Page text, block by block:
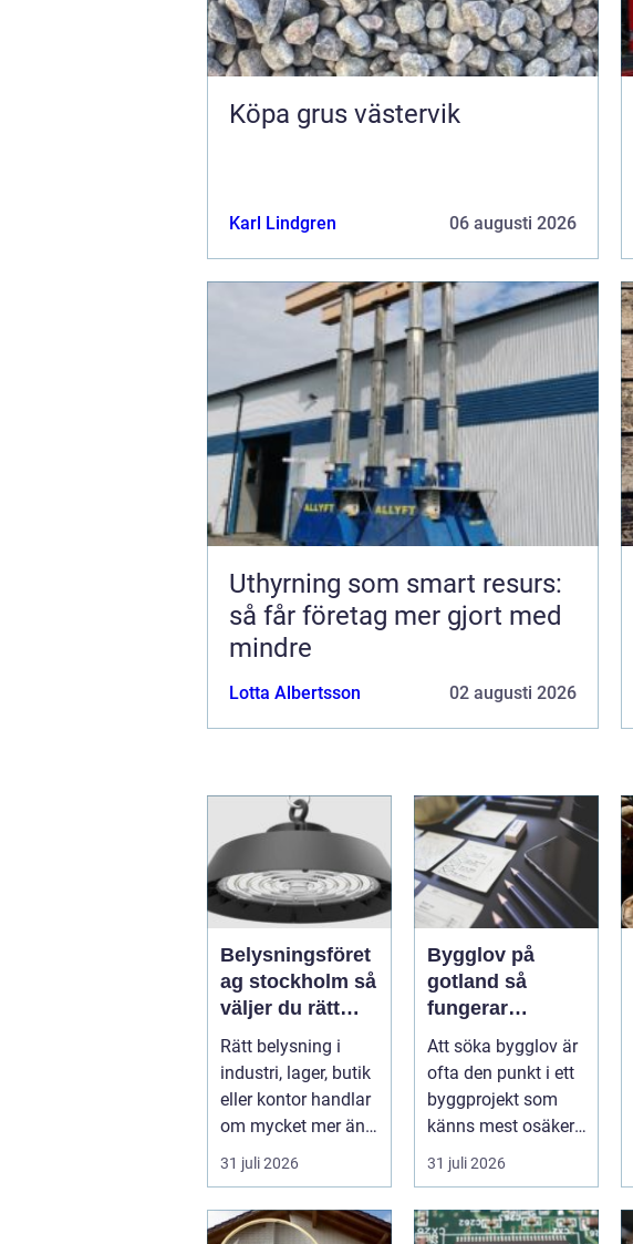
Köpa grus västervik
Karl Lindgren 06 augusti 2026
Uthyrning som smart resurs:
så får företag mer gjort med
mindre
Lotta Albertsson 02 augusti 2026
Belysningsföret
ag stockholm så
väljer du rätt
partner för
professionell
ljussättning
Rätt belysning i
industri, lager, butik
eller kontor handlar
om mycket mer än
att bara få det
ljust....
31 juli 2026
Bygglov på
gotland så
fungerar
processen från
idé till godkänt
beslut
Att söka bygglov är
ofta den punkt i ett
byggprojekt som
känns mest osäker.
Frågorna hopar sig:
vilk...
31 juli 2026